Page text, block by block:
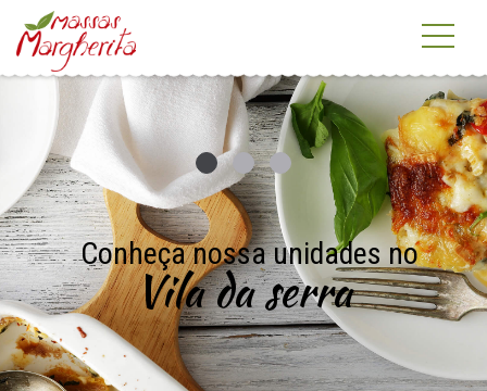
Conheça nossa unidades no
Vila da serra
Tradição de família para se fazer
"Una vera pasta"